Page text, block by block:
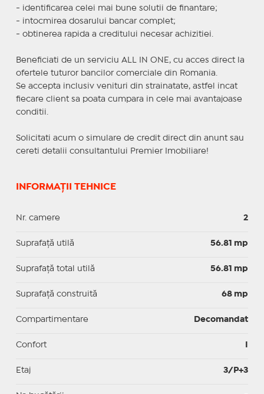
- identificarea celei mai bune solutii de finantare;
- intocmirea dosarului bancar complet;
- obtinerea rapida a creditului necesar achizitiei.
Beneficiati de un serviciu ALL IN ONE, cu acces direct la
ofertele tuturor bancilor comerciale din Romania.
Se accepta inclusiv venituri din strainatate, astfel incat
fiecare client sa poata cumpara in cele mai avantajoase
conditii.
Solicitati acum o simulare de credit direct din anunt sau
cereti detalii consultantului Premier Imobiliare!
INFORMAȚII TEHNICE
Nr. camere 2
Suprafaţă utilă 56.81 mp
Suprafaţă total utilă 56.81 mp
Suprafaţă construită 68 mp
Compartimentare Decomandat
Confort
Etaj 3/P+3